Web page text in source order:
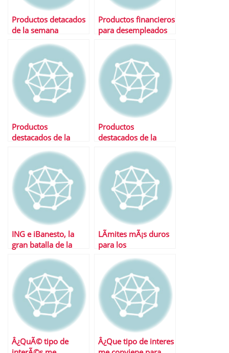
Productos detacados
de la semana
Productos financieros
para desempleados
Productos
destacados de la
Productos
destacados de la
ING e iBanesto, la
gran batalla de la
LÃ­mites mÃ¡s duros
para los
Â¿QuÃ© tipo de
Â¿Que tipo de interes